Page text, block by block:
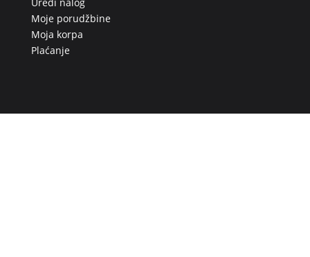
Uredi nalog
Moje porudžbine
Moja korpa
Plaćanje